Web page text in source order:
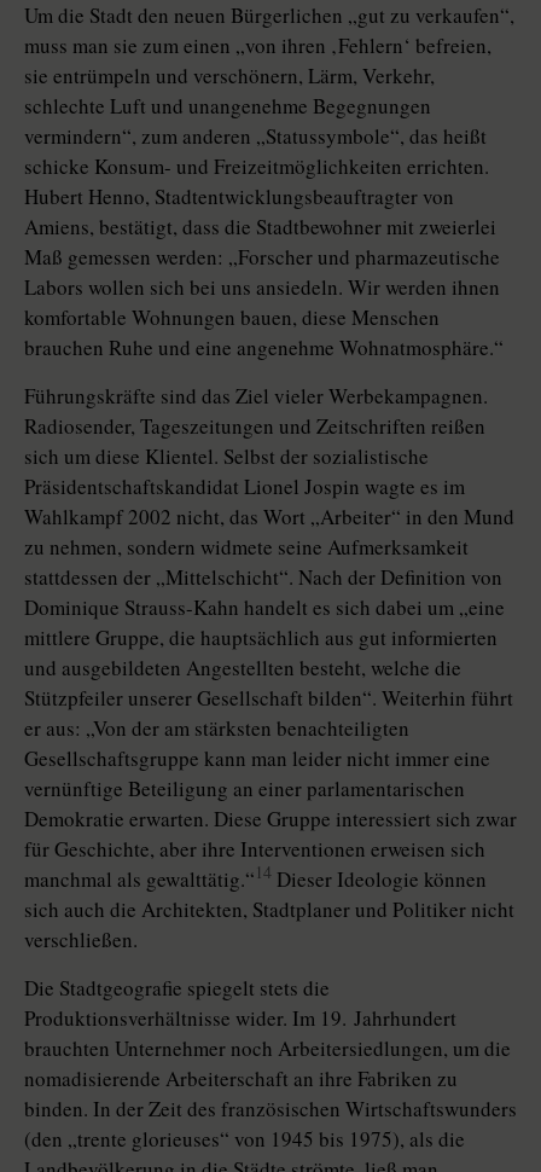
Um die Stadt den neuen Bürgerlichen „gut zu verkaufen“,
muss man sie zum einen „von ihren ‚Fehlern‘ befreien,
sie entrümpeln und verschönern, Lärm, Verkehr,
schlechte Luft und unangenehme Begegnungen
vermindern“, zum anderen „Statussymbole“, das heißt
schicke Konsum- und Freizeitmöglichkeiten errichten.
Hubert Henno, Stadtentwicklungsbeauftragter von
Amiens, bestätigt, dass die Stadtbewohner mit zweierlei
Maß gemessen werden: „Forscher und pharmazeutische
Labors wollen sich bei uns ansiedeln. Wir werden ihnen
komfortable Wohnungen bauen, diese Menschen
brauchen Ruhe und eine angenehme Wohnatmosphäre.“
Führungskräfte sind das Ziel vieler Werbekampagnen.
Radiosender, Tageszeitungen und Zeitschriften reißen
sich um diese Klientel. Selbst der sozialistische
Präsidentschaftskandidat Lionel Jospin wagte es im
Wahlkampf 2002 nicht, das Wort „Arbeiter“ in den Mund
zu nehmen, sondern widmete seine Aufmerksamkeit
stattdessen der „Mittelschicht“. Nach der Definition von
Dominique Strauss-Kahn handelt es sich dabei um „eine
mittlere Gruppe, die hauptsächlich aus gut informierten
und ausgebildeten Angestellten besteht, welche die
Stützpfeiler unserer Gesellschaft bilden“. Weiterhin führt
er aus: „Von der am stärksten benachteiligten
Gesellschaftsgruppe kann man leider nicht immer eine
vernünftige Beteiligung an einer parlamentarischen
Demokratie erwarten. Diese Gruppe interessiert sich zwar
für Geschichte, aber ihre Interventionen erweisen sich
manchmal als gewalttätig.“ 14 Dieser Ideologie können
sich auch die Architekten, Stadtplaner und Politiker nicht
verschließen.
Die Stadtgeografie spiegelt stets die
Produktionsverhältnisse wider. Im 19. Jahrhundert
brauchten Unternehmer noch Arbeitersiedlungen, um die
nomadisierende Arbeiterschaft an ihre Fabriken zu
binden. In der Zeit des französischen Wirtschaftswunders
(den „trente glorieuses“ von 1945 bis 1975), als die